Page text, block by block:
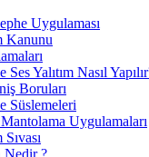
Uygulaması
Kanunu
Ses Yalıtım Nasıl
Boruları
Süslemeleri
Uygulamaları
Sıvası